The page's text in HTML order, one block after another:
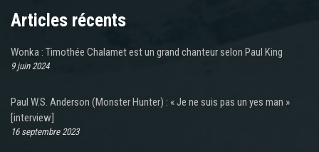
Articles récents
Wonka : Timothée Chalamet est un grand chanteur selon Paul King
9 juin 2024
Paul W.S. Anderson (Monster Hunter) : « Je ne suis pas un yes man »
[interview]
16 septembre 2023